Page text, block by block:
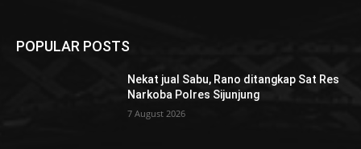
POPULAR POSTS
Nekat jual Sabu, Rano ditangkap Sat Res
Narkoba Polres Sijunjung
7 August 2026